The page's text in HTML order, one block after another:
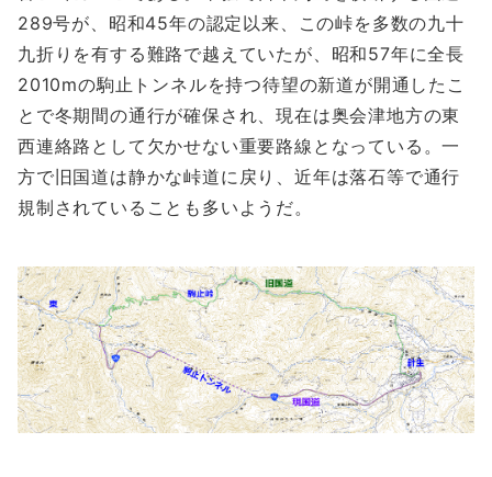
289号が、昭和45年の認定以来、この峠を多数の九十
九折りを有する難路で越えていたが、昭和57年に全長
2010mの駒止トンネルを持つ待望の新道が開通したこ
とで冬期間の通行が確保され、現在は奥会津地方の東
西連絡路として欠かせない重要路線となっている。一
方で旧国道は静かな峠道に戻り、近年は落石等で通行
規制されていることも多いようだ。